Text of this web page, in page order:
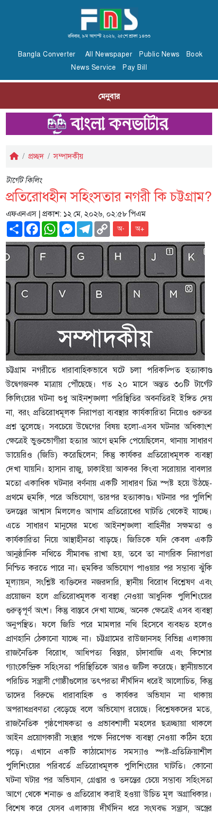
রবিবার, ৯ম আগস্ট ২০২৬, ২৫শে শ্রাবণ ১৪৩৩
Bangla Converter All Newspaper Public News
Book
News Service
Pay Bill
মেনুবার
প্রচ্ছদ সম্পাদকীয়
টার্গেট কিলিং
প্রতিরোধহীন সহিংসতার নগরী কি চট্টগ্রাম?
এফএনএস | প্রকাশ: ১২ মে, ২০২৬, ০২:৫৮ পিএম
ShareFacebookWhatsAppMessenger
Telegram
Copy
Link
অ- অ+
চট্টগ্রাম নগরীতে ধারাবাহিকভাবে ঘটে চলা পরিকল্পিত হত্যাকাণ্ড
উদ্বেগজনক মাত্রায় পৌঁছেছে। গত ২০ মাসে অন্তত ৩০টি টার্গেট
কিলিংয়ের ঘটনা শুধু আইনশৃঙ্খলা পরিস্থিতির অবনতিরই ইঙ্গিত দেয়
না, বরং প্রতিরোধমূলক নিরাপত্তা ব্যবস্থার কার্যকারিতা নিয়েও গুরুতর
প্রশ্ন তুলেছে। সবচেয়ে উদ্বেগের বিষয় হলো-এসব ঘটনার অধিকাংশ
ক্ষেত্রেই ভুক্তভোগীরা হত্যার আগে হুমকি পেয়েছিলেন, থানায় সাধারণ
ডায়েরিও (জিডি) করেছিলেন; কিন্তু কার্যকর প্রতিরোধমূলক ব্যবস্থা
দেখা যায়নি। হাসান রাজু, ঢাকাইয়া আকবর কিংবা সরোয়ার বাবলার
মতো একাধিক ঘটনার বর্ণনায় একটি সাধারণ চিত্র স্পষ্ট হয়ে উঠছে-
প্রথমে হুমকি, পরে অভিযোগ, তারপর হত্যাকাণ্ড। ঘটনার পর পুলিশি
তদন্তের আশ্বাস মিললেও আগাম প্রতিরোধের ঘাটতি থেকেই যাচ্ছে।
এতে সাধারণ মানুষের মধ্যে আইনশৃঙ্খলা বাহিনীর সক্ষমতা ও
কার্যকারিতা নিয়ে আস্থাহীনতা বাড়ছে। জিডিকে যদি কেবল একটি
আনুষ্ঠানিক নথিতে সীমাবদ্ধ রাখা হয়, তবে তা নাগরিক নিরাপত্তা
নিশ্চিত করতে পারে না। হুমকির অভিযোগ পাওয়ার পর সম্ভাব্য ঝুঁকি
মূল্যায়ন, সংশ্লিষ্ট ব্যক্তিদের নজরদারি, স্থানীয় বিরোধ বিশ্লেষণ এবং
প্রয়োজন হলে প্রতিরোধমূলক ব্যবস্থা নেওয়া আধুনিক পুলিশিংয়ের
গুরুত্বপূর্ণ অংশ। কিন্তু বাস্তবে দেখা যাচ্ছে, অনেক ক্ষেত্রেই এসব ব্যবস্থা
অনুপস্থিত। ফলে জিডি পরে মামলার নথি হিসেবে ব্যবহৃত হলেও
প্রাণহানি ঠেকানো যাচ্ছে না। চট্টগ্রামের রাউজানসহ বিভিন্ন এলাকায়
রাজনৈতিক বিরোধ, আধিপত্য বিস্তার, চাঁদাবাজি এবং কিশোর
গ্যাংকেন্দ্রিক সহিংসতা পরিস্থিতিকে আরও জটিল করেছে। স্থানীয়ভাবে
পরিচিত সন্ত্রাসী গোষ্ঠীগুলোর তৎপরতা দীর্ঘদিন ধরেই আলোচিত, কিন্তু
তাদের বিরুদ্ধে ধারাবাহিক ও কার্যকর অভিযান না থাকায়
অপরাধপ্রবণতা বেড়েছে বলে অভিযোগ রয়েছে। বিশ্লেষকদের মতে,
রাজনৈতিক পৃষ্ঠপোষকতা ও প্রভাবশালী মহলের ছত্রচ্ছায়া থাকলে
আইন প্রয়োগকারী সংস্থার পক্ষে নিরপেক্ষ ব্যবস্থা নেওয়া কঠিন হয়ে
পড়ে। এখানে একটি কাঠামোগত সমস্যাও স্পষ্ট-প্রতিক্রিয়াশীল
পুলিশিংয়ের পরিবর্তে প্রতিরোধমূলক পুলিশিংয়ের ঘাটতি। কোনো
ঘটনা ঘটার পর অভিযান, গ্রেপ্তার ও তদন্তের চেয়ে সম্ভাব্য সহিংসতা
আগে থেকে শনাক্ত ও প্রতিরোধ করাই হওয়া উচিত মূল অগ্রাধিকার।
বিশেষ করে যেসব এলাকায় দীর্ঘদিন ধরে সংঘবদ্ধ সন্ত্রাস, অস্ত্রের